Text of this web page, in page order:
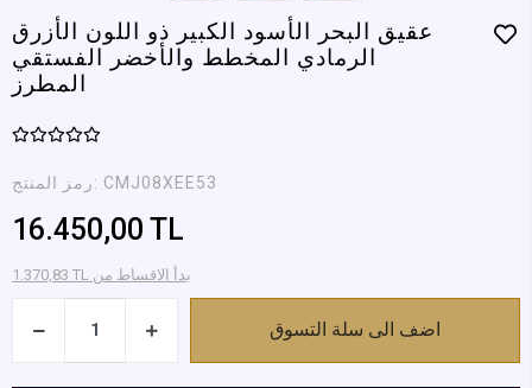
عقيق البحر الأسود الكبير ذو اللون الأزرق
الرمادي المخطط والأخضر الفستقي
المطرز
رمز المنتج: CMJ08XEE53
16.450,00 TL
1.370,83 TL بدأ الاقساط من
اضف الى سلة التسوق